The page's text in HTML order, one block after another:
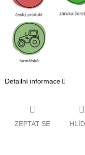
Detailní informace
ZEPTAT SE